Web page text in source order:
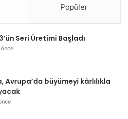
Popüler
Seri Üretimi Başladı
Avrupa’da büyümeyi kârlılıkla